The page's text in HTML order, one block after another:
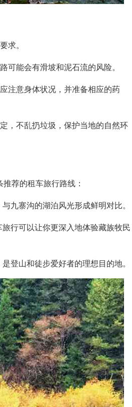
求。
可能会有滑坡和泥石流的风险。
注意身体状况，并准备相应的药
，不乱扔垃圾，保护当地的自然环
荐的租车旅行路线：
九寨沟的湖泊风光形成鲜明对比。
行可以让你更深入地体验藏族牧民
登山和徒步爱好者的理想目的地。